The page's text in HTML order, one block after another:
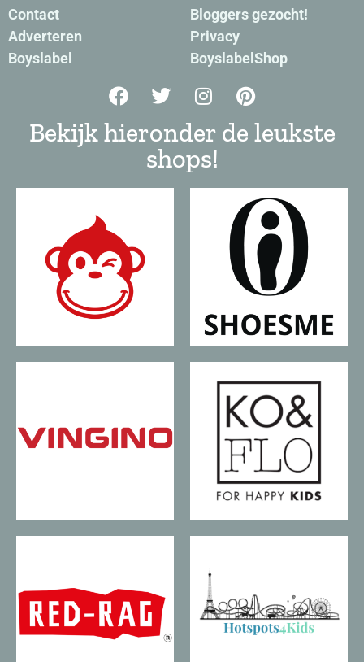
Contact
Adverteren
Boyslabel
Bloggers gezocht!
Privacy
BoyslabelShop
Bekijk hieronder de leukste
shops!